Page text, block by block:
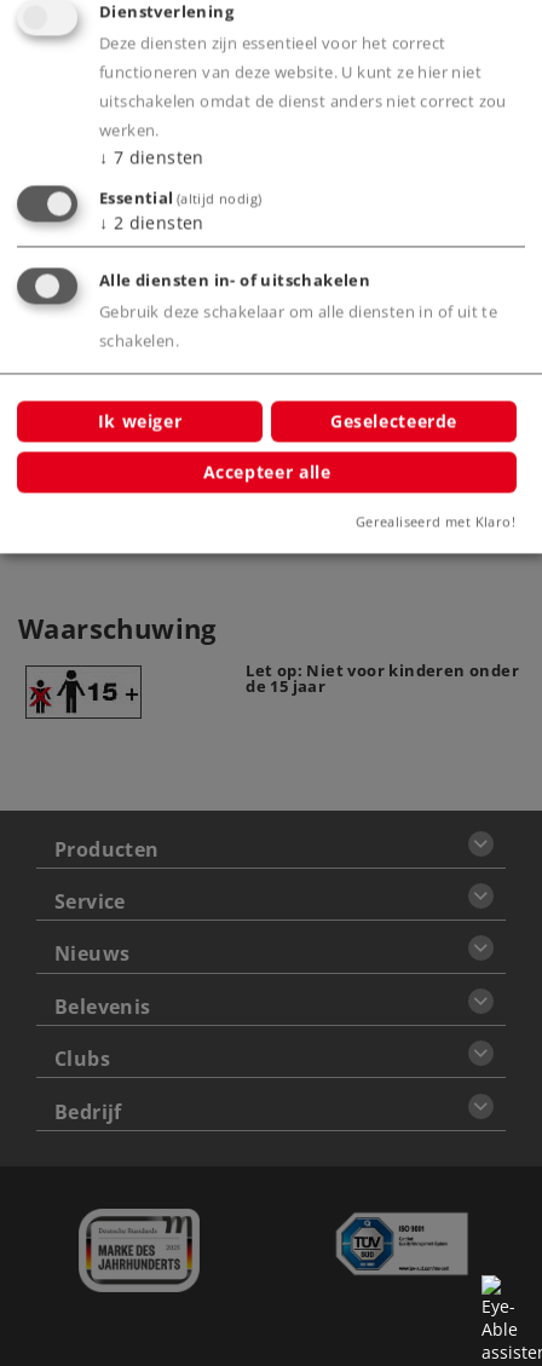
Optimierte Zugkraft: Erhöht die Traktion von
Märklin H0-Lokomotiven auf geraden Strecken
und Steigungen
Hochwertige Qualität: Robuste Gummi-
Mischung für lange Lebensdauer und
zuverlässige Leistung
Praktisches 10er-Set: Ideal für mehrere
Fahrzeuge oder als Ersatz für zukünftige
Wartungen
Product
Waarschuwing
Let op: Niet voor kinderen onder
de 15 jaar
Producten
Service
Nieuws
Belevenis
Clubs
Bedrijf
Dienstverlening
Deze diensten zijn essentieel voor het correct
functioneren van deze website. U kunt ze hier niet
uitschakelen omdat de dienst anders niet correct zou
werken.
↓ 7 diensten
Essential (altijd nodig)
↓ 2 diensten
Alle diensten in- of uitschakelen
Gebruik deze schakelaar om alle diensten in of uit te
schakelen.
Ik weiger Geselecteerde
Accepteer alle
Gerealiseerd met Klaro!